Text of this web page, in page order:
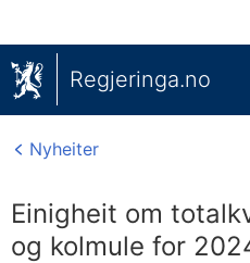
Regjeringa.no
Nyheiter
Einigheit om
og kolmule for